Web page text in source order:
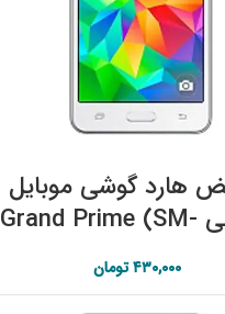
هارد گوشی موبایل
گلکسی Grand Prime (SM-
۴۳۰,۰۰۰تومان